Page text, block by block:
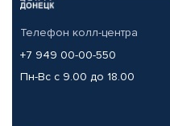
Телефон колл-центра
+7 949 00-00-550
Пн-Вс с 9.00 до 18.00